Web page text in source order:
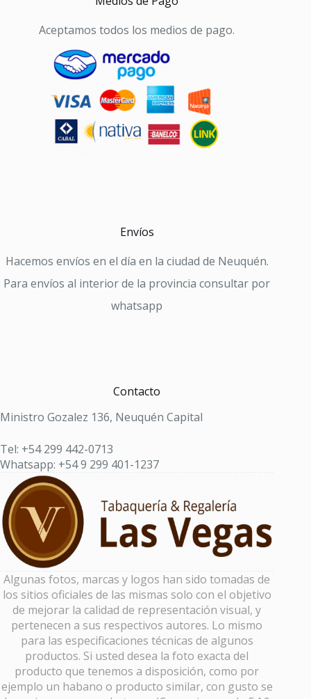
Aceptamos todos los medios de pago.
Envíos
Hacemos envíos en el día en la ciudad de Neuquén.
Para envíos al interior de la provincia consultar por
whatsapp
Contacto
Ministro Gozalez 136, Neuquén Capital
Tel: +54 299 442-0713
Whatsapp: +54 9 299 401-1237
Algunas fotos, marcas y logos han sido tomadas de
los sitios oficiales de las mismas solo con el objetivo
de mejorar la calidad de representación visual, y
pertenecen a sus respectivos autores. Lo mismo
para las especificaciones técnicas de algunos
productos. Si usted desea la foto exacta del
producto que tenemos a disposición, como por
ejemplo un habano o producto similar, con gusto se